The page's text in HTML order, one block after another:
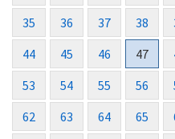
35
36 37 38
44
45 46 47
53
54 55 56
62
63 64 65